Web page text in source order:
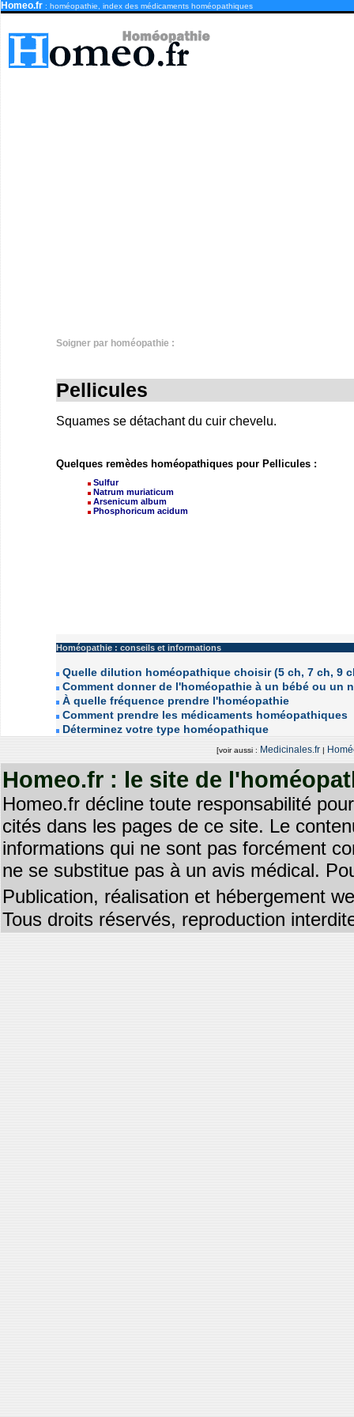
Homeo.fr : homéopathie, index des médicaments homéopathiques
Soigner par homéopathie :
Pellicules
Squames se détachant du cuir chevelu.
Quelques remèdes homéopathiques pour Pellicules :
Sulfur
Natrum muriaticum
Arsenicum album
Phosphoricum acidum
Homéopathie : conseils et informations
Quelle dilution homéopathique choisir (5 ch, 7 ch, 9
Comment donner de l'homéopathie à un bébé ou un
À quelle fréquence prendre l'homéopathie
Comment prendre les médicaments homéopathiques
Déterminez votre type homéopathique
[voir aussi :Medicinales.fr|
Homeo.fr : le site de
Homeo.fr décline toute responsabilité
cités dans les pages de ce site. Le
informations qui ne sont pas forcément
ne se substitue pas à un avis médical.
Publication, réalisation et hébergement
Tous droits réservés, reproduction